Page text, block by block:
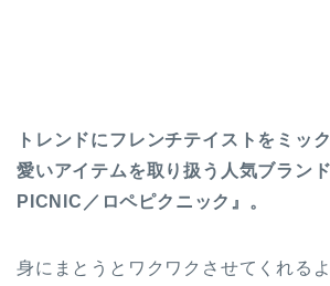
トレンドにフレンチテイストをミッ
愛いアイテムを取り扱う人気ブラン
PICNIC／ロペピクニック』。
身にまとうとワクワクさせてくれる